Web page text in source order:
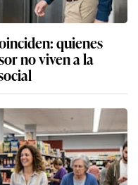
quienes
no viven a la